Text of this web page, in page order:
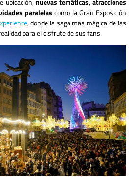
ubicación,nuevas temáticas, atracciones
paralelas como la Gran Exposición
, donde la saga más mágica de las
para el disfrute de sus fans.